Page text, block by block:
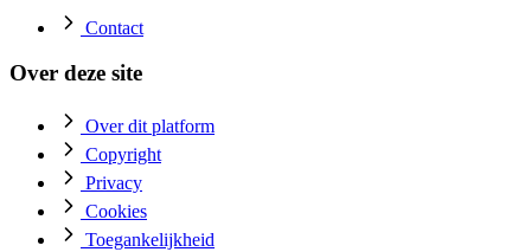
Contact
Over deze site
Over dit platform
Copyright
Privacy
Cookies
Toegankelijkheid